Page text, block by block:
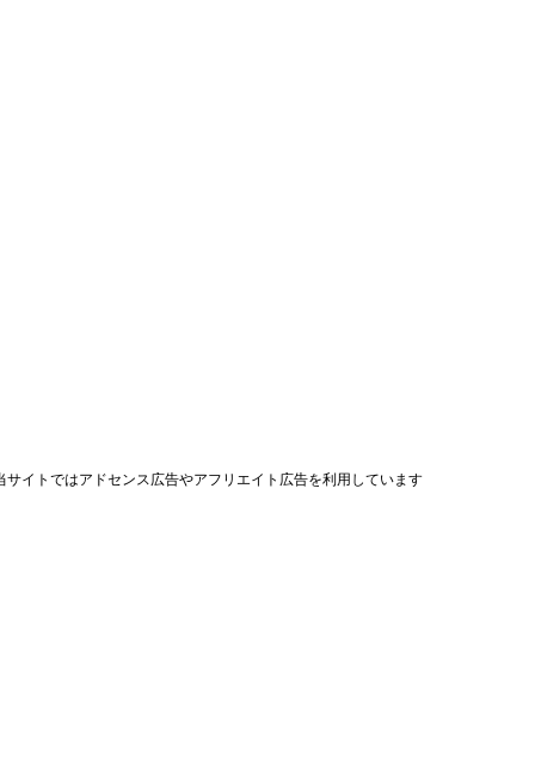
サイトではアドセンス広告やアフリエイト広告を利用しています